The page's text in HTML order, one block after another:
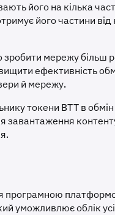
його на кілька
його частини від
мережу більш
ефективність
й мережу.
токени BTT в
завантаження
програмною
уможливлює облік